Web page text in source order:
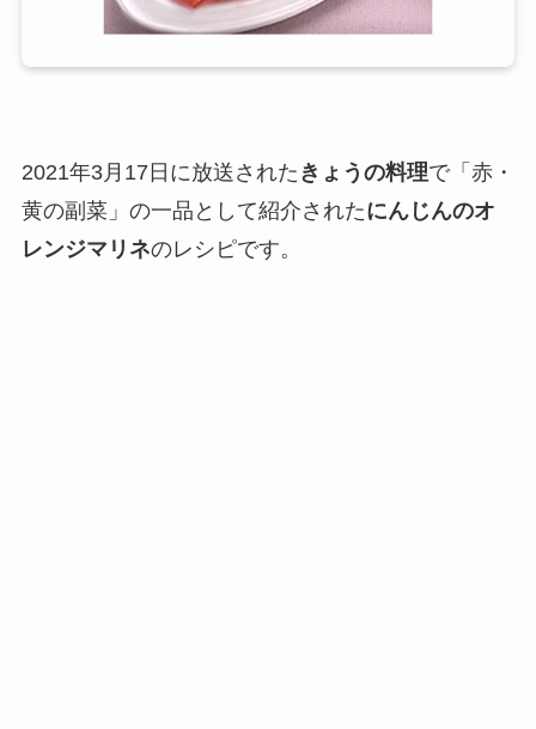
2021年3月17日に放送された きょうの料理で「赤・
黄の副菜」の一品として紹介されたにんじんのオ
レンジマリネのレシピです。